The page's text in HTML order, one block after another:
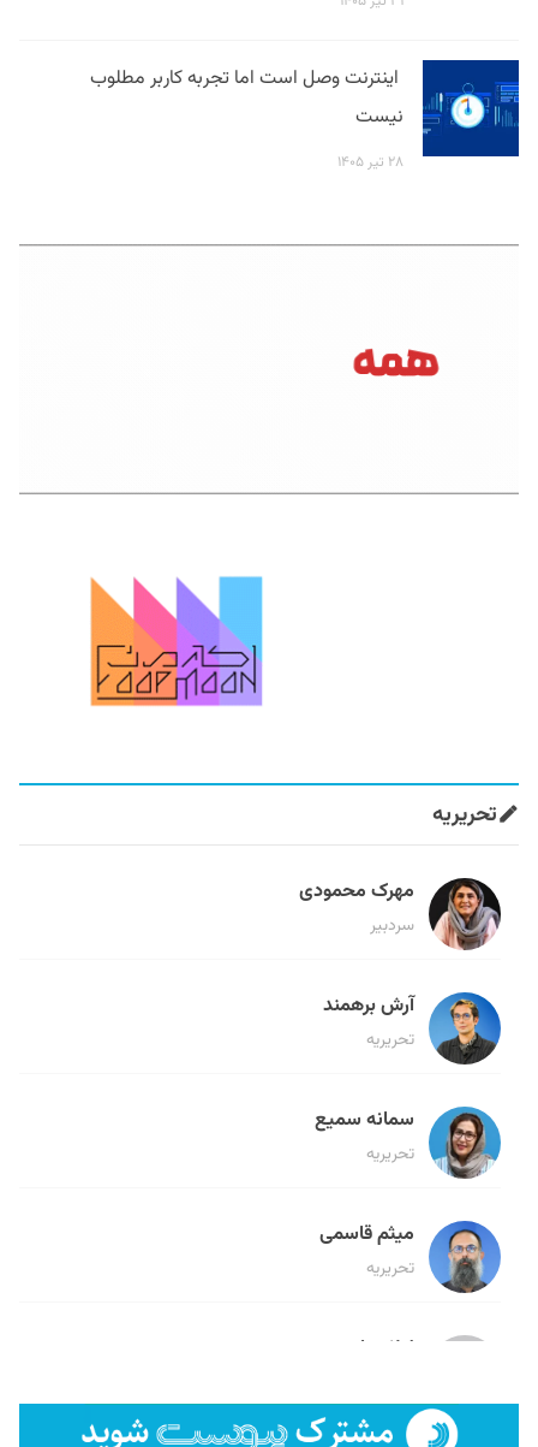
اینترنت وصل است اما تجربه کاربر مطلوب
نیست
۲۸ تیر ۱۴۰۵
تحریریه
مهرک محمودی
سردبیر
آرش برهمند
تحریریه
سمانه سمیع
تحریریه
میثم قاسمی
تحریریه
لیلا حنارود